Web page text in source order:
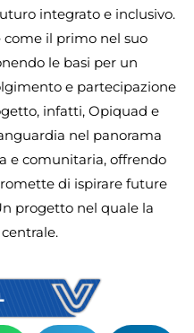
integrato e inclusivo.
il primo nel suo
le basi per un
e partecipazione
infatti, Opiquad e
nel panorama
e comunitaria, offrendo
di ispirare future
progetto nel quale la